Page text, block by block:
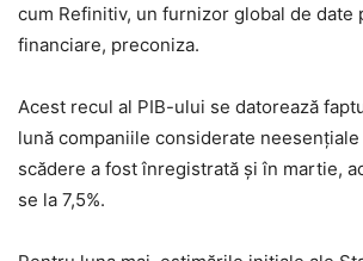
cum Refinitiv, un furnizor global de date
financiare, preconiza.
Acest recul al PIB-ului se datorează
lună companiile considerate
scădere a fost înregistrată și în martie,
se la 7,5%.